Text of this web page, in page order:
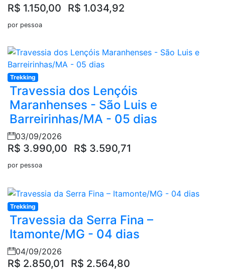
R$ 1.150,00 R$ 1.034,92
por pessoa
Trekking
Travessia dos Lençóis
Maranhenses - São Luis e
Barreirinhas/MA - 05 dias
03/09/2026
R$ 3.990,00 R$ 3.590,71
por pessoa
Trekking
Travessia da Serra Fina –
Itamonte/MG - 04 dias
04/09/2026
R$ 2.850,01 R$ 2.564,80